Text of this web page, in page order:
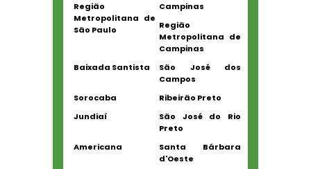
Região
Metropolitana de
São Paulo
Campinas
Região
Metropolitana de
Campinas
Baixada Santista
São José dos
Campos
Sorocaba
Ribeirão Preto
Jundiaí
São José do Rio
Preto
Americana
Santa Bárbara
d'Oeste